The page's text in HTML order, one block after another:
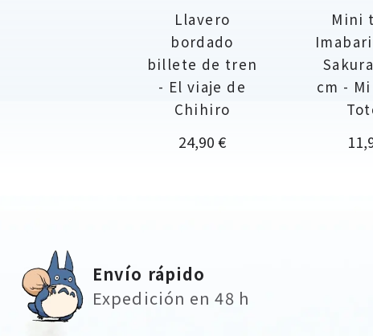
Llavero
bordado
billete de tren
- El viaje de
Chihiro
Precio
24,90 €
Mini
cm -
Envío rápido
Expedición en 48 h